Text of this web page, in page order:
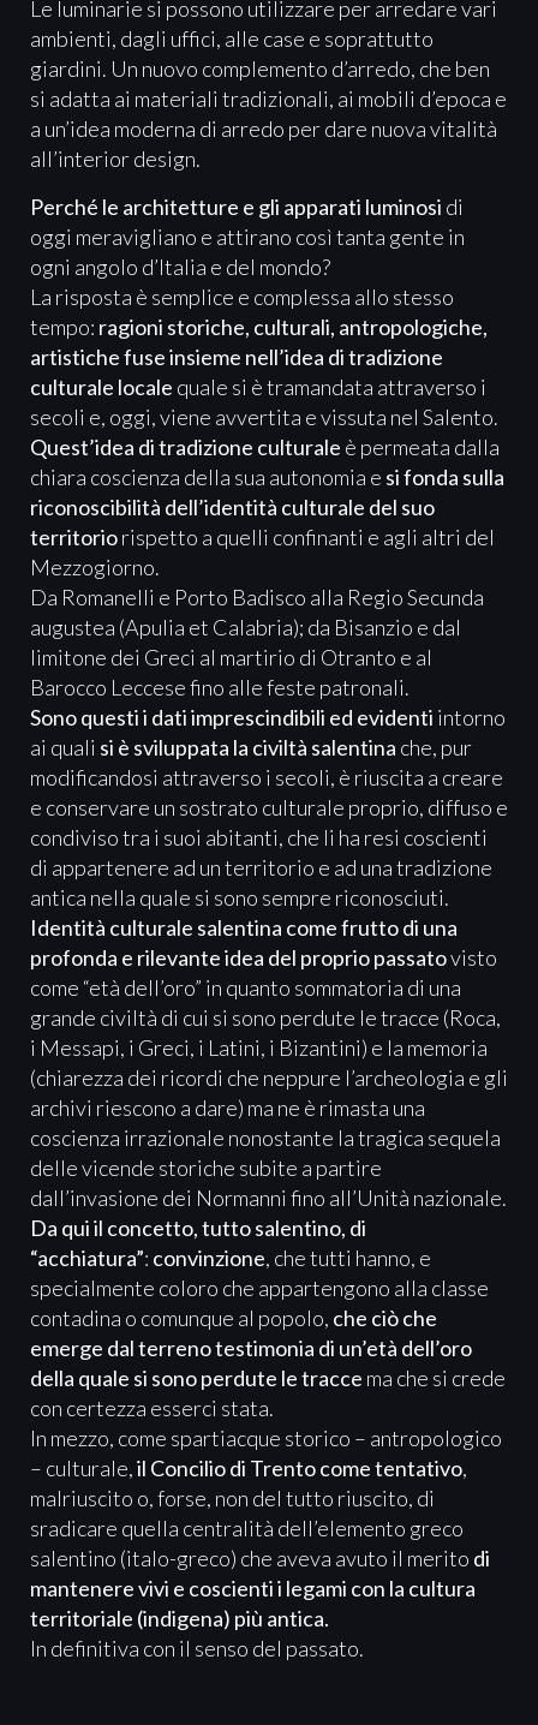
Le luminarie si possono utilizzare per arredare vari
ambienti, dagli uffici, alle case e soprattutto
giardini. Un nuovo complemento d’arredo, che ben
si adatta ai materiali tradizionali, ai mobili d’epoca e
a un’idea moderna di arredo per dare nuova vitalità
all’interior design.
Perché le architetture e gli apparati luminosi di
oggi meravigliano e attirano così tanta gente in
ogni angolo d’Italia e del mondo?
La risposta è semplice e complessa allo stesso
tempo: ragioni storiche, culturali, antropologiche,
artistiche fuse insieme nell’idea di tradizione
culturale locale quale si è tramandata attraverso i
secoli e, oggi, viene avvertita e vissuta nel Salento.
Quest’idea di tradizione culturale è permeata dalla
chiara coscienza della sua autonomia e si fonda sulla
riconoscibilità dell’identità culturale del suo
territoriorispetto a quelli confinanti e agli altri del
Mezzogiorno.
Da Romanelli e Porto Badisco alla Regio Secunda
augustea (Apulia et Calabria); da Bisanzio e dal
limitone dei Greci al martirio di Otranto e al
Barocco Leccese fino alle feste patronali.
Sono questi i dati imprescindibili ed evidenti intorno
ai quali si è sviluppata la civiltà salentina che, pur
modificandosi attraverso i secoli, è riuscita a creare
e conservare un sostrato culturale proprio, diffuso e
condiviso tra i suoi abitanti, che li ha resi coscienti
di appartenere ad un territorio e ad una tradizione
antica nella quale si sono sempre riconosciuti.
Identità culturale salentina come frutto di una
profonda e rilevante idea del proprio passatovisto
come “età dell’oro” in quanto sommatoria di una
grande civiltà di cui si sono perdute le tracce (Roca,
i Messapi, i Greci, i Latini, i Bizantini) e la memoria
(chiarezza dei ricordi che neppure l’archeologia e gli
archivi riescono a dare) ma ne è rimasta una
coscienza irrazionale nonostante la tragica sequela
delle vicende storiche subite a partire
dall’invasione dei Normanni fino all’Unità nazionale.
Da qui il concetto, tutto salentino, di
“acchiatura”: convinzione, che tutti hanno, e
specialmente coloro che appartengono alla classe
contadina o comunque al popolo, che ciò che
emerge dal terreno testimonia di un’età dell’oro
della quale si sono perdute le tracce ma che si crede
con certezza esserci stata.
In mezzo, come spartiacque storico – antropologico
– culturale,il Concilio di Trento come tentativo,
malriuscito o, forse, non del tutto riuscito, di
sradicare quella centralità dell’elemento greco
salentino (italo-greco) che aveva avuto il merito di
mantenere vivi e coscienti i legami con la cultura
territoriale (indigena) più antica.
In definitiva con il senso del passato.